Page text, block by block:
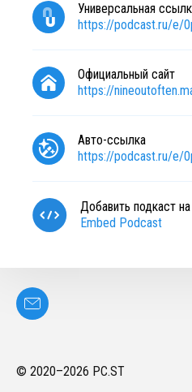
Универсальная
https://podcast.ru/e/
Официальный сайт
https://
Авто-ссылка
https://podcast.ru/e/
Добавить подкаст
Embed Podcast
© 2020–2026 PC.ST